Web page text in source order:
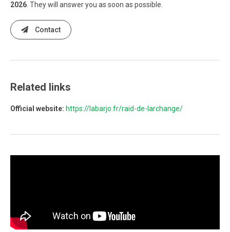
2026 . They will answer you as soon as possible.
Contact
Related links
Official website: https://labarjo.fr/raid-de-larchange/